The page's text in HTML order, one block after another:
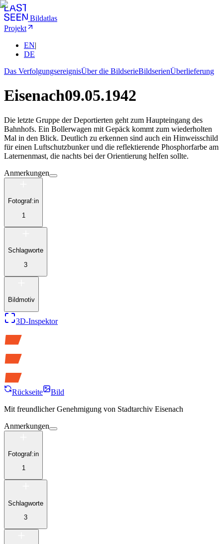
Bildatlas
Projekt
EN|
DE
Das VerfolgungsereignisÜber die BildserieBildserienÜberlieferung
Eisenach09.05.1942
Die letzte Gruppe der Deportierten geht zum Haupteingang des
Bahnhofs. Ein Bollerwagen mit Gepäck kommt zum wiederholten
Mal in den Blick. Deutlich zu erkennen sind auch ein Hinweisschild
für einen Luftschutzbunker und die reflektierende Phosphorfarbe am
Laternenmast, die nachts bei der Orientierung helfen sollte.
Anmerkungen
Fotograf:in
1
Schlagworte
3
Bildmotiv
3D-Inspektor
Rückseite
Bild
Mit freundlicher Genehmigung von Stadtarchiv Eisenach
Anmerkungen
Fotograf:in
1
Schlagworte
3